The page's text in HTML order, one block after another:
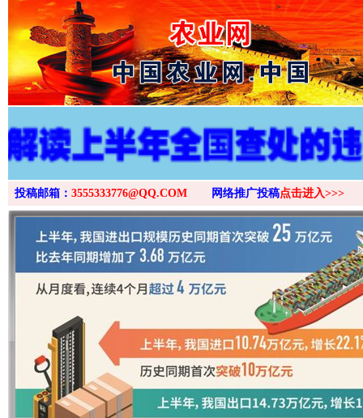
>
投稿邮箱： 3555333776@QQ.COM 网络推广投稿点击进入>>>